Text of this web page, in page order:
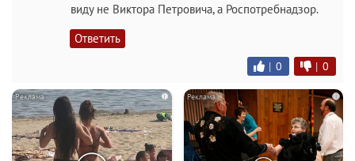
виду не Виктора Петровича, а Роспотребнадзор.
Ответить
| 0 | 0
i i